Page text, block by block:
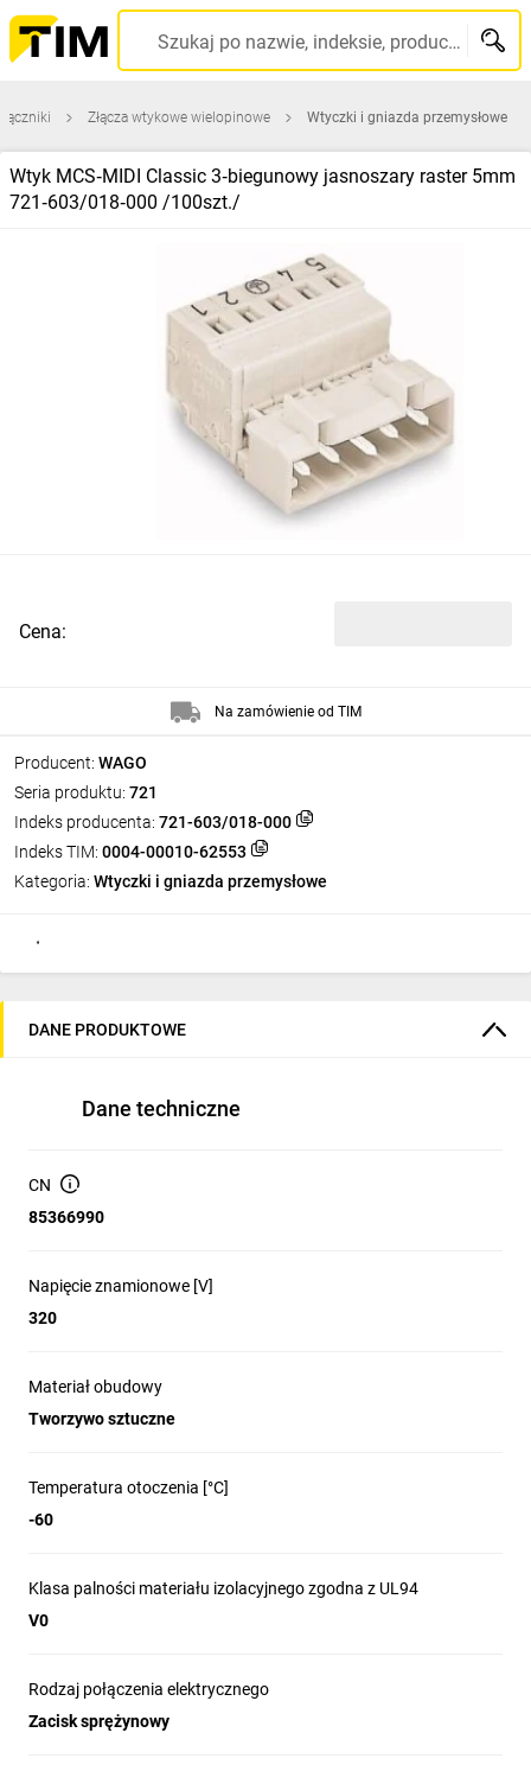
Szukaj po nazwie, indeksie, producencie, kodzie kreskowym...
Złącza wtykowe wielopinowe Wtyczki i gniazda przemysłowe
Wtyk MCS‑MIDI Classic 3‑biegunowy jasnoszary raster 5mm
721‑603/018‑000 /100szt./
Producent: WAGO
Seria produktu: 721
Indeks producenta: 721-603/018-000
Indeks TIM: 0004-00010-62553
Kategoria: Wtyczki i gniazda przemysłowe
Cena:
Na zamówienie od TIM
DANE PRODUKTOWE
Dane techniczne
CN
85366990
Napięcie znamionowe [V]
320
Materiał obudowy
Tworzywo sztuczne
Temperatura otoczenia [°C]
-60
Klasa palności materiału izolacyjnego zgodna z UL94
V0
Rodzaj połączenia elektrycznego
Zacisk sprężynowy